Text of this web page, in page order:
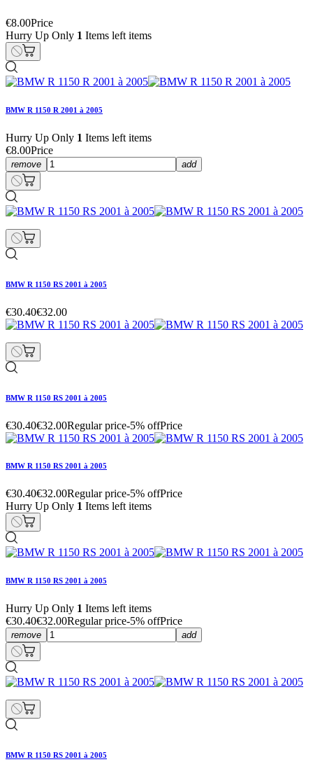
€8.00Price
Hurry Up Only 1 Items left items
BMW R 1150 R 2001 à 2005
Hurry Up Only 1 Items left items
€8.00Price
remove add
BMW R 1150 RS 2001 à 2005
€30.40€32.00
BMW R 1150 RS 2001 à 2005
€30.40€32.00Regular price-5% offPrice
BMW R 1150 RS 2001 à 2005
€30.40€32.00Regular price-5% offPrice
Hurry Up Only 1 Items left items
BMW R 1150 RS 2001 à 2005
Hurry Up Only 1 Items left items
€30.40€32.00Regular price-5% offPrice
remove add
BMW R 1150 RS 2001 à 2005